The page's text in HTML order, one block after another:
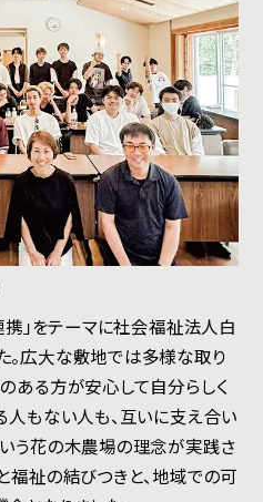
」をテーマに社会福祉法人白
広大な敷地では多様な取り
ある方が安心して自分らしく
人もない人も、互いに支え合い
う花の木農場の理念が実践さ
福祉の結びつきと、地域での可